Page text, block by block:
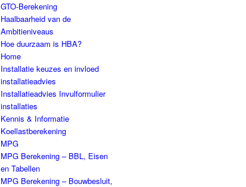
GTO-Berekening
Haalbaarheid van de
Ambitieniveaus
Hoe duurzaam is HBA?
Home
Installatie keuzes en invloed
installatieadvies
Installatieadvies Invulformulier
installaties
Kennis & Informatie
Koellastberekening
MPG
MPG Berekening – BBL, Eisen
en Tabellen
MPG Berekening – Bouwbesluit,